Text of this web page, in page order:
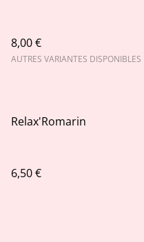
8,00 €
AUTRES VARIANTES DISPONIBLES
Relax'Romarin
6,50 €